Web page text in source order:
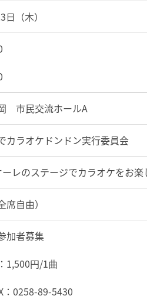
（木）
市民交流ホールA
カラオケドンドン実行委員会
レのステージでカラオケをお楽
席自由）
加者募集
円/1曲
0258-89-5430